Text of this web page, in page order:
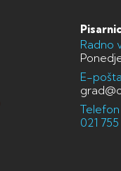
Radno
E-
021